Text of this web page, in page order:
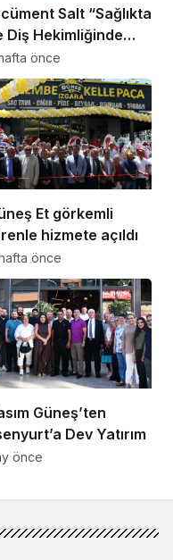
Salt “Sağlıkta
Diş Hekimliğinde
Çok Önemli
Geldi”
önce
Et görkemli
hizmete açıldı
önce
Güneş’ten
Dev Yatırım
önce